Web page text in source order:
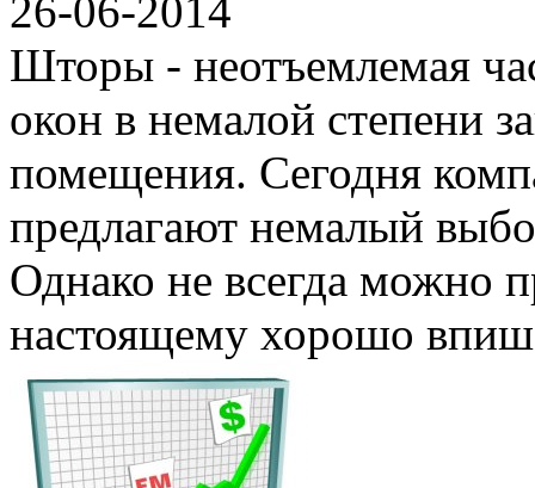
26-06-2014
Шторы - неотъемлемая
окон в немалой степени
помещения. Сегодня
предлагают немалый
Однако не всегда можно
настоящему хорошо